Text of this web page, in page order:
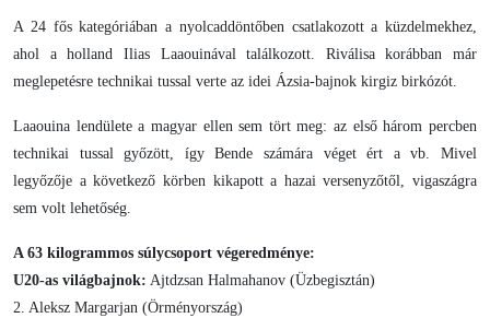
A 24 fős kategóriában a nyolcaddöntőben csatlakozott a küzdelmekhez,
ahol a holland Ilias Laaouinával találkozott. Riválisa korábban már
meglepetésre technikai tussal verte az idei Ázsia-bajnok kirgiz birkózót.
Laaouina lendülete a magyar ellen sem tört meg: az első három percben
technikai tussal győzött, így Bende számára véget ért a vb. Mivel
legyőzője a következő körben kikapott a hazai versenyzőtől, vigaszágra
sem volt lehetőség.
A 63 kilogrammos súlycsoport végeredménye:
U20-as világbajnok: Ajtdzsan Halmahanov (Üzbegisztán)
2. Aleksz Margarjan (Örményország)